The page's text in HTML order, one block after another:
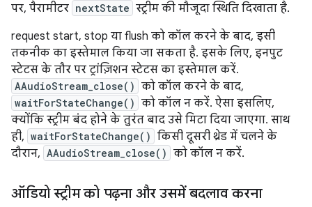
पर, पैरामीटर nextState स्ट्रीम की मौजूदा स्थिति दिखाता है.
request start, stop या flush को कॉल करने के बाद, इसी
तकनीक का इस्तेमाल किया जा सकता है. इसके लिए, इनपुट
स्टेटस के तौर पर ट्रांज़िशन स्टेटस का इस्तेमाल करें.
AAudioStream_close() को कॉल करने के बाद,
waitForStateChange() को कॉल न करें. ऐसा इसलिए,
क्योंकि स्ट्रीम बंद होने के तुरंत बाद उसे मिटा दिया जाएगा. साथ
ही, waitForStateChange() किसी दूसरी थ्रेड में चलने के
दौरान, AAudioStream_close() को कॉल न करें.
ऑडियो स्ट्रीम को पढ़ना और उसमें बदलाव करना